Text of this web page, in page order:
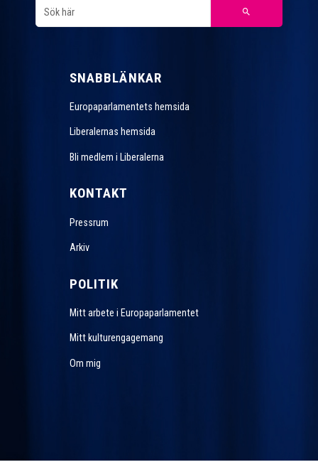
SNABBLÄNKAR
Europaparlamentets hemsida
Liberalernas hemsida
Bli medlem i Liberalerna
KONTAKT
Pressrum
Arkiv
POLITIK
Mitt arbete i Europaparlamentet
Mitt kulturengagemang
Om mig